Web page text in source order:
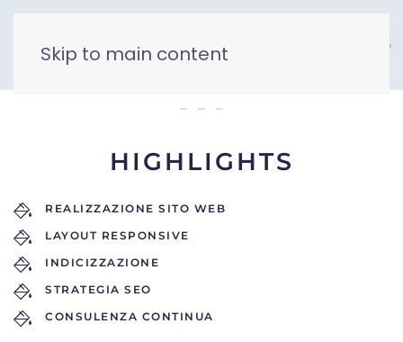
Skip to main content
HIGHLIGHTS
REALIZZAZIONE SITO WEB
LAYOUT RESPONSIVE
INDICIZZAZIONE
STRATEGIA SEO
CONSULENZA CONTINUA